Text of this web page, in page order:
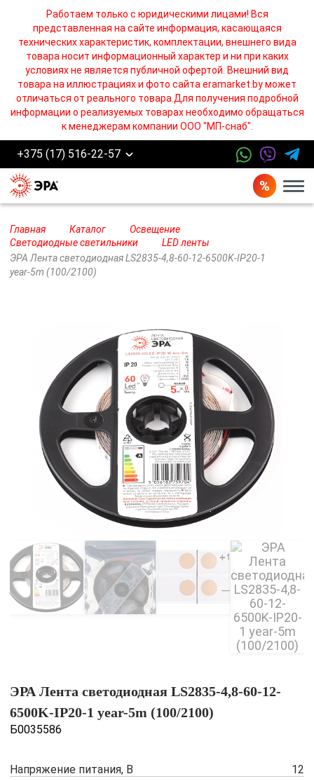
Работаем только с юридическими лицами! Вся
представленная на сайте информация, касающаяся
технических характеристик, комплектации, внешнего вида
товара носит информационный характер и ни при каких
условиях не является публичной офертой. Внешний вид
товара на иллюстрациях и фото сайта eramarket.by может
отличаться от реального товара.Для получения подробной
информации о реализуемых товарах необходимо обращаться
к менеджерам компании ООО "МП-снаб".
+375 (17) 516-22-57
Главная Каталог
Освещение
Светодиодные светильники
LED ленты
ЭРА Лента светодиодная LS2835-4,8-60-12-6500K-IP20-1
year-5m (100/2100)
ЭРА Лента светодиодная LS2835-4,8-60-12-
6500K-IP20-1 year-5m (100/2100)
Б0035586
Напряжение питания, В
12